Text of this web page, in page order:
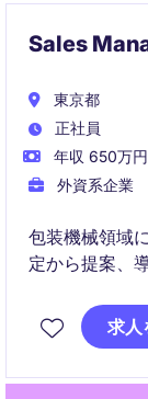
Sales
東京都
正社員
年収 650万
外資系企業
包装機械領域
定から提案、
マーケティン
と事業成長の
求人